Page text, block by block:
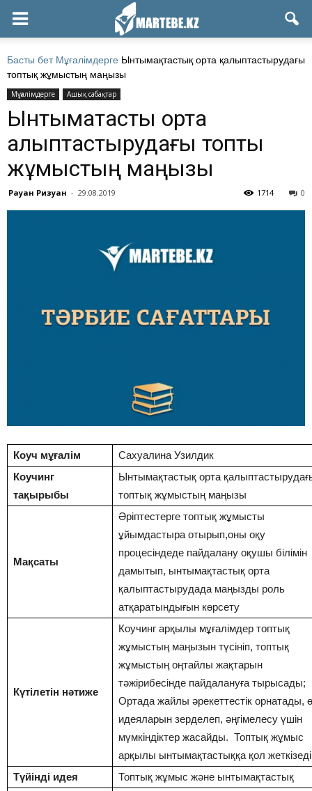
Басты бет Мұғалімдерге Ынтымақтастық орта қалыптастырудағы
топтық жұмыстың маңызы
Мұғалімдерге Ашық сабақтар
Ынтымақтастық орта
қалыптастырудағы топтық
жұмыстың маңызы
Рауан Ризуан - 29.08.2019 0
1714
Коуч мұғалім
Сахуалина Узилдик
Коучинг
тақырыбы
Ынтымақтастық орта
топтық жұмыстың маңызы
Мақсаты
Әріптестерге топтық жұмысты
ұйымдастыра отырып,оны оқу
процесіндеде пайдалану оқушы білімін
дамытып, ынтымақтастық орта
қалыптастырудада маңызды роль
атқаратындығын көрсету
Күтілетін нәтиже
Коучинг арқылы мұғалімдер топтық
жұмыстың маңызын түсініп, топтық
жұмыстың оңтайлы жақтарын
тәжірибесінде пайдалануға тырысады;
Ортада жайлы әрекеттестік орнатады,
идеяларын зерделеп, әңгімелесу үшін
мүмкіндіктер жасайды. Топтық жұмыс
арқылы ынтымақтастыққа қол жеткізеді
Түйінді идея
Топтық жұмыс және ынтымақтастық